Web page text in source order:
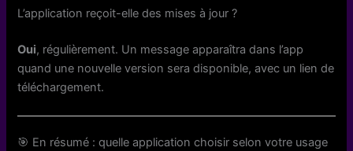
L’application reçoit-elle des mises à jour ?
Oui, régulièrement. Un message apparaîtra dans l’app
quand une nouvelle version sera disponible, avec un lien de
téléchargement.
🎯 En résumé : quelle application choisir selon votre usage